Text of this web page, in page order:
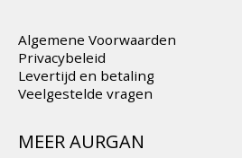
Algemene Voorwaarden
Privacybeleid
Levertijd en betaling
Veelgestelde vragen
MEER AURGAN